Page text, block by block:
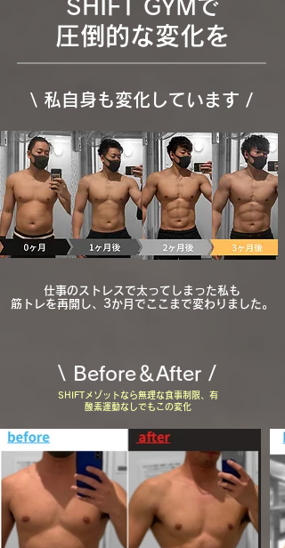
SHIFT GYMで
​圧倒的な変化を
\​ 私自身も変化しています /
​仕事のストレスで太ってしまった私も
筋トレを再開し、3か月でここまで変わりました。
\ ​Before＆After /
SHIFTメゾットなら無理な食事制限、有
酸素運動なしでもこの変化